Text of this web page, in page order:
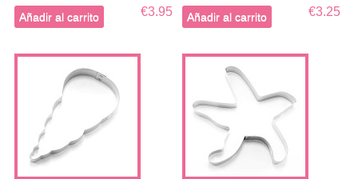
€3.95
Añadir al carrito
€3.25
Añadir al carrito